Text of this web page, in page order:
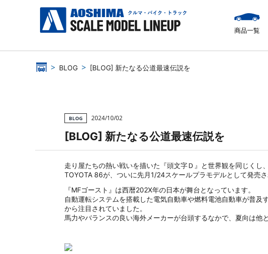
商品一覧
BLOG [BLOG] 新たなる公道最速伝説を
BLOG 2024/10/02
[BLOG] 新たなる公道最速伝説を
走り屋たちの熱い戦いを描いた『頭文字Ｄ』と世界観を同じく
TOYOTA 86が、ついに先月1/24スケールプラモデルとして発売さ
『MFゴースト』は西暦202X年の日本が舞台となっています。
自動運転システムを搭載した電気自動車や燃料電池自動車が普
から注目されていました。
馬力やバランスの良い海外メーカーが台頭するなかで、夏向は他